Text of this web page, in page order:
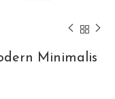
Minimalis